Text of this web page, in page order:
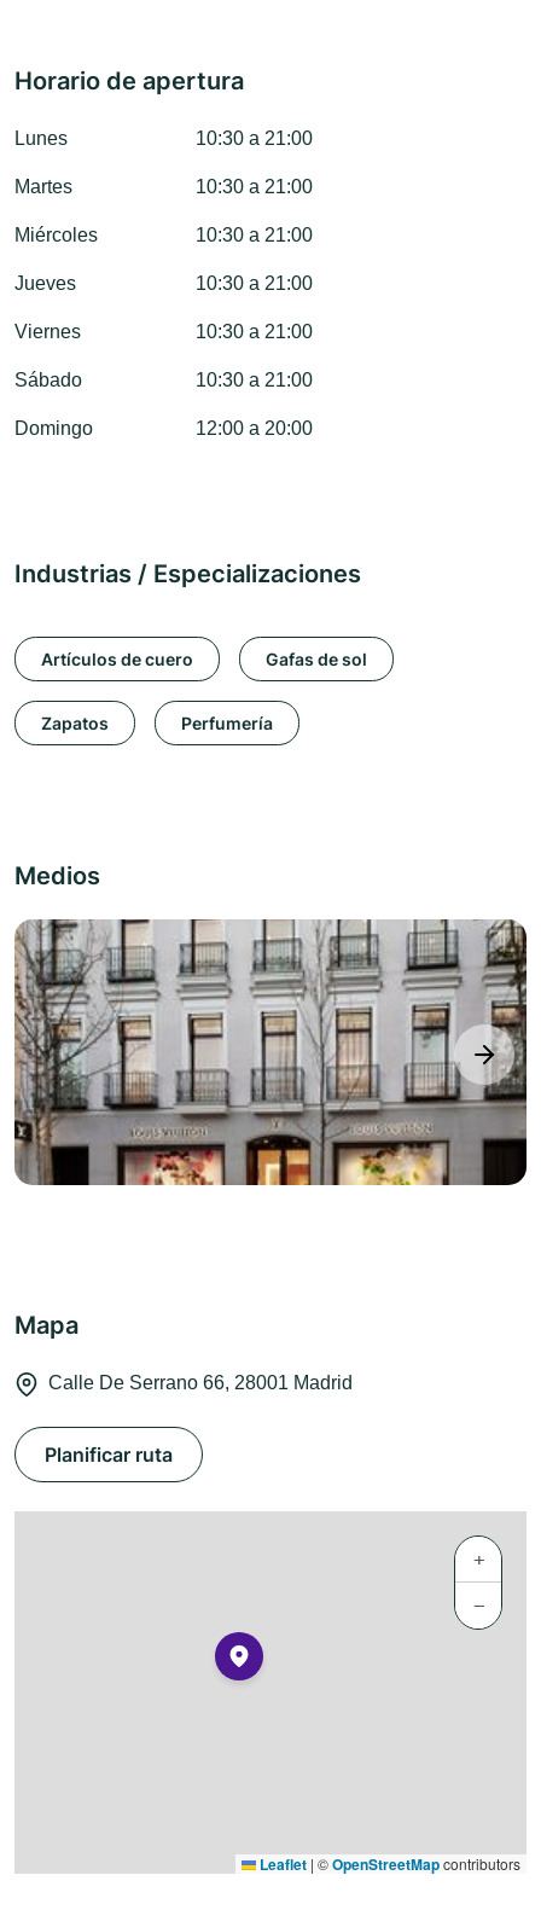
Horario de apertura
Lunes 10:30 a 21:00
Martes 10:30 a 21:00
Miércoles 10:30 a 21:00
Jueves 10:30 a 21:00
Viernes 10:30 a 21:00
Sábado 10:30 a 21:00
Domingo 12:00 a 20:00
Industrias / Especializaciones
Artículos de cuero Gafas de sol
Zapatos Perfumería
Medios
next
Mapa
Calle De Serrano 66, 28001 Madrid
Planificar ruta
+
−
Leaflet | ©OpenStreetMapcontributors